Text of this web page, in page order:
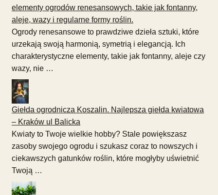
elementy ogrodów renesansowych, takie jak fontanny,
aleje, wazy i regularne formy roślin.
Ogrody renesansowe to prawdziwe dzieła sztuki, które
urzekają swoją harmonią, symetrią i elegancją. Ich
charakterystyczne elementy, takie jak fontanny, aleje czy
wazy, nie …
Giełda ogrodnicza Koszalin. Najlepsza giełda kwiatowa
– Kraków ul Balicka
Kwiaty to Twoje wielkie hobby? Stale powiększasz
zasoby swojego ogrodu i szukasz coraz to nowszych i
ciekawszych gatunków roślin, które mogłyby uświetnić
Twoją …